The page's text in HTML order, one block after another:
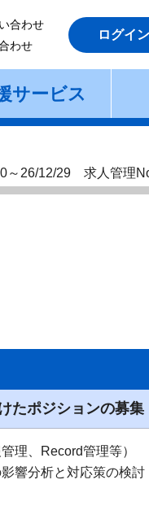
合わせ
わせ
ログイン
サービス
～26/12/29 求人管理
たポジションの募集
理、Record管理等）
響分析と対応策の検討